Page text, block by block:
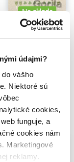
údajmi?
vášho
Niektoré sú
cookies,
funguje, a
cookies nám
Marketingové
reklamy.
Na sklade
Jeden záhon stačí
Richards Huw
18,00€